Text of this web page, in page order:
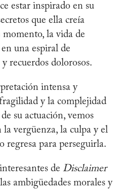
estar inspirado en su
que ella creía
la vida de
una espiral de
recuerdos dolorosos.
intensa y
y la complejidad
su actuación, vemos
vergüenza, la culpa y el
regresa para perseguirla.
de Disclaimer
ambigüedades morales y